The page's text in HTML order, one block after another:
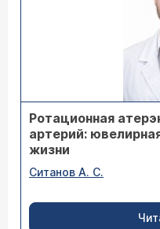
Ротационная
артерий:
жизни
Ситанов А. С.